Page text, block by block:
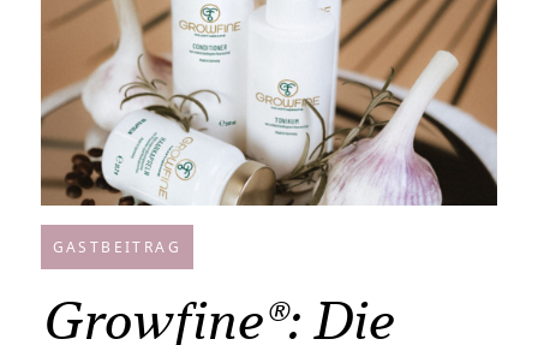
GASTBEITRAG
Growfine®: Die